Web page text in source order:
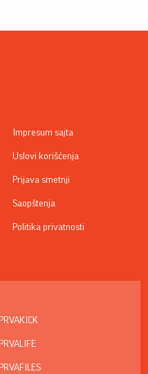
Impresum sajta
Uslovi korišćenja
Prijava smetnji
Saopštenja
Politika privatnosti
PRVAKICK
PRVALIFE
PRVAFILES